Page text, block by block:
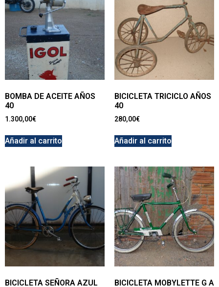
BOMBA DE ACEITE AÑOS
40
1.300,00€
Añadir al carrito
BICICLETA TRICICLO AÑOS
40
280,00€
Añadir al carrito
BICICLETA SEÑORA AZUL
BICICLETA MOBYLETTE G A